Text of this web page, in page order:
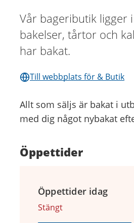
Vår bageributik ligger
bakelser, tårtor och
har bakat.
Till webbplats för & Butik
Allt som säljs är bakat i
med dig något nybakat
Öppettider
Öppettider idag
Stängt